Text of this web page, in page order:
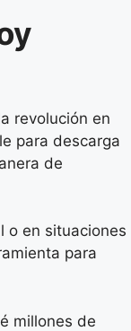
revolución en
para descarga
de
o en situaciones
para
millones de